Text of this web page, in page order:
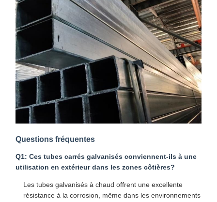
Questions fréquentes
Q1: Ces tubes carrés galvanisés conviennent-ils à une
utilisation en extérieur dans les zones côtières?
Les tubes galvanisés à chaud offrent une excellente
résistance à la corrosion, même dans les environnements